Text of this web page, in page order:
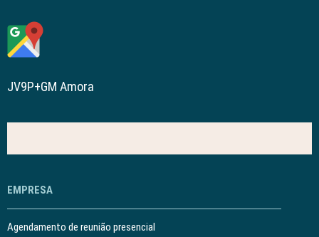
JV9P+GM Amora
EMPRESA
Agendamento de reunião presencial